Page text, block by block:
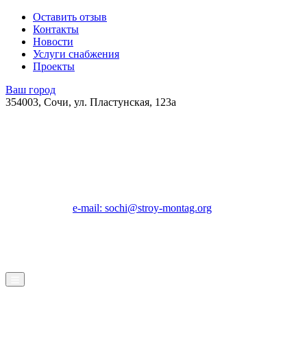
Оставить отзыв
Контакты
Новости
Услуги снабжения
Проекты
Ваш город
354003, Сочи, ул. Пластунская, 123а
e-mail: sochi@stroy-montag.org
ГК "Строй-Монтаж"
Строительство, ремонт и благоустройство под ключ в Сочи